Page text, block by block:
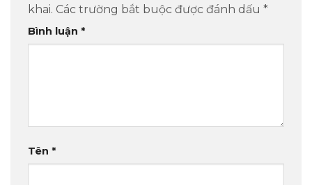
khai. Các trường bắt buộc được đánh dấu *
Bình luận *
Tên *